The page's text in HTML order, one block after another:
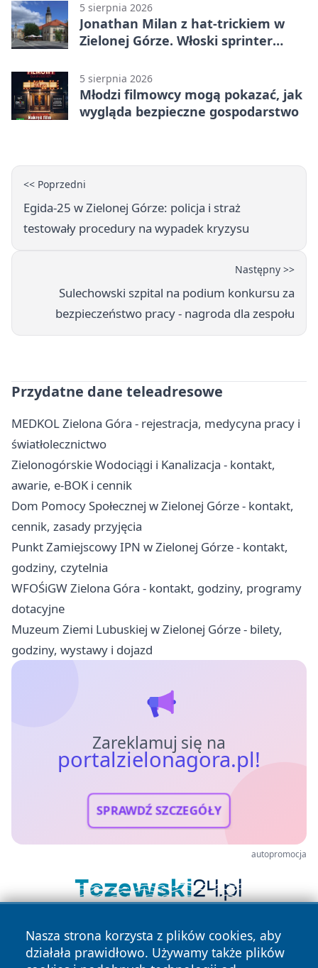
5 sierpnia 2026
Jonathan Milan z hat-trickiem w
Zielonej Górze. Włoski sprinter
5 sierpnia 2026
Młodzi filmowcy mogą pokazać, jak
wygląda bezpieczne gospodarstwo
<< Poprzedni
Egida-25 w Zielonej Górze: policja i straż
testowały procedury na wypadek kryzysu
Następny >>
Sulechowski szpital na podium konkursu za
bezpieczeństwo pracy - nagroda dla zespołu
Przydatne dane teleadresowe
MEDKOL Zielona Góra - rejestracja, medycyna pracy i
światłolecznictwo
Zielonogórskie Wodociągi i Kanalizacja - kontakt,
awarie, e-BOK i cennik
Dom Pomocy Społecznej w Zielonej Górze - kontakt,
cennik, zasady przyjęcia
Punkt Zamiejscowy IPN w Zielonej Górze - kontakt,
godziny, czytelnia
WFOŚiGW Zielona Góra - kontakt, godziny, programy
dotacyjne
Muzeum Ziemi Lubuskiej w Zielonej Górze - bilety,
godziny, wystawy i dojazd
Zareklamuj się na
portalzielonagora.pl!
SPRAWDŹ SZCZEGÓŁY
autopromocja
Nasza strona korzysta z plików cookies, aby
działała prawidłowo. Używamy także plików